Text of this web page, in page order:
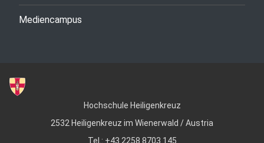
Mediencampus
Hochschule Heiligenkreuz
2532 Heiligenkreuz im Wienerwald / Austria
Tel.: +43 2258 8703 145